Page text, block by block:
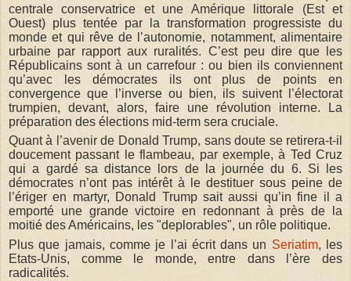
centrale conservatrice et une Amérique littorale (Est et
Ouest) plus tentée par la transformation progressiste du
monde et qui rêve de l’autonomie, notamment, alimentaire
urbaine par rapport aux ruralités. C’est peu dire que les
Républicains sont à un carrefour : ou bien ils conviennent
qu’avec les démocrates ils ont plus de points en
convergence que l’inverse ou bien, ils suivent l’électorat
trumpien, devant, alors, faire une révolution interne. La
préparation des élections mid-term sera cruciale.
Quant à l’avenir de Donald Trump, sans doute se retirera-t-il
doucement passant le flambeau, par exemple, à Ted Cruz
qui a gardé sa distance lors de la journée du 6. Si les
démocrates n’ont pas intérêt à le destituer sous peine de
l’ériger en martyr, Donald Trump sait aussi qu’in fine il a
emporté une grande victoire en redonnant à près de la
moitié des Américains, les "deplorables", un rôle politique.
Plus que jamais, comme je l’ai écrit dans un Seriatim, les
Etats-Unis, comme le monde, entre dans l’ère des
radicalités.